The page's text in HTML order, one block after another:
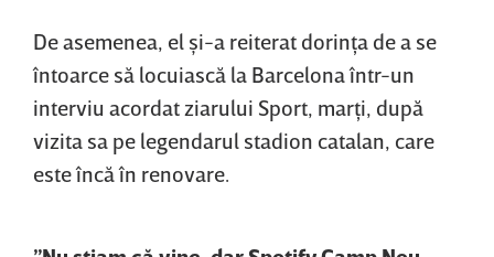
De asemenea, el şi-a reiterat dorinţa de a se
întoarce să locuiască la Barcelona într-un
interviu acordat ziarului Sport, marţi, după
vizita sa pe legendarul stadion catalan, care
este încă în renovare.